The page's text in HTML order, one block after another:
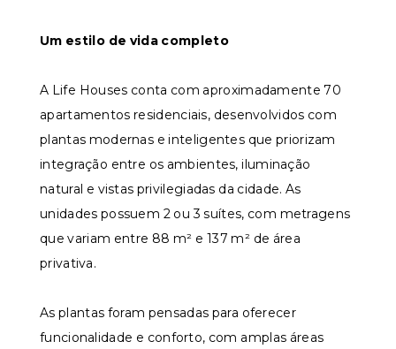
Um estilo de vida completo
A Life Houses conta com aproximadamente 70
apartamentos residenciais, desenvolvidos com
plantas modernas e inteligentes que priorizam
integração entre os ambientes, iluminação
natural e vistas privilegiadas da cidade. As
unidades possuem 2 ou 3 suítes, com metragens
que variam entre 88 m² e 137 m² de área
privativa.
As plantas foram pensadas para oferecer
funcionalidade e conforto, com amplas áreas